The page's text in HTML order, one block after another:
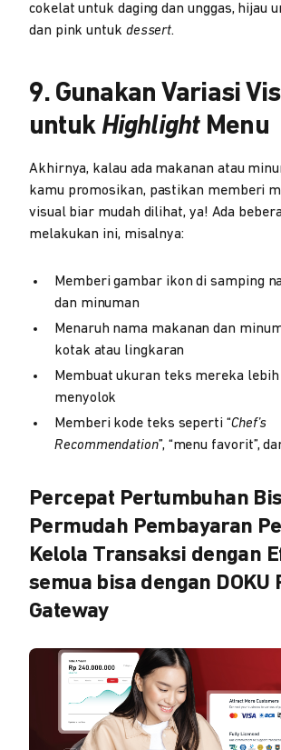
cokelat untuk daging dan unggas, hijau
dan pink untuk dessert.
9. Gunakan Variasi
untukHighlight Menu
Akhirnya, kalau ada makanan atau
kamu promosikan, pastikan memberi
visual biar mudah dilihat, ya! Ada
melakukan ini, misalnya:
Memberi gambar ikon di samping
dan minuman
Menaruh nama makanan dan
kotak atau lingkaran
Membuat ukuran teks mereka lebih
menyolok
Memberi kode teks seperti “Chef’s
Recommendation”, “menu favorit”,
Percepat Pertumbuhan
Permudah Pembayaran
Kelola Transaksi dengan
semua bisa dengan DOKU
Gateway